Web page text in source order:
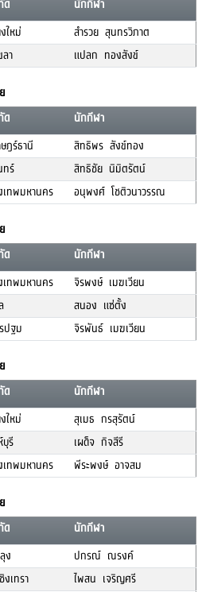
ด
นักกีฬา
ใหม่
สำรวย สุนทรวิภาต
า แปลก ทองสังข์
ด
นักกีฬา
ฎร์ธานี
สิทธิพร สังข์ทอง
ทร์
สิทธิชัย นิมิตรัตน์
เทพมหานคร อนุพงศ์ โชติวนาวรรณ
ด
นักกีฬา
เทพมหานคร
จิรพงษ์ เมฆเวียน
สนอง แซ่ตั้ง
ปฐม จิรพันธ์ เมฆเวียน
ด
นักกีฬา
ใหม่
สุเมธ กรสุรัตน์
รี
เผด็จ กิจสีรี
เทพมหานคร พีระพงษ์ อาจสม
ด
นักกีฬา
ง
ปกรณ์ ณรงค์
งเทรา
ไพสน เจริญศรี